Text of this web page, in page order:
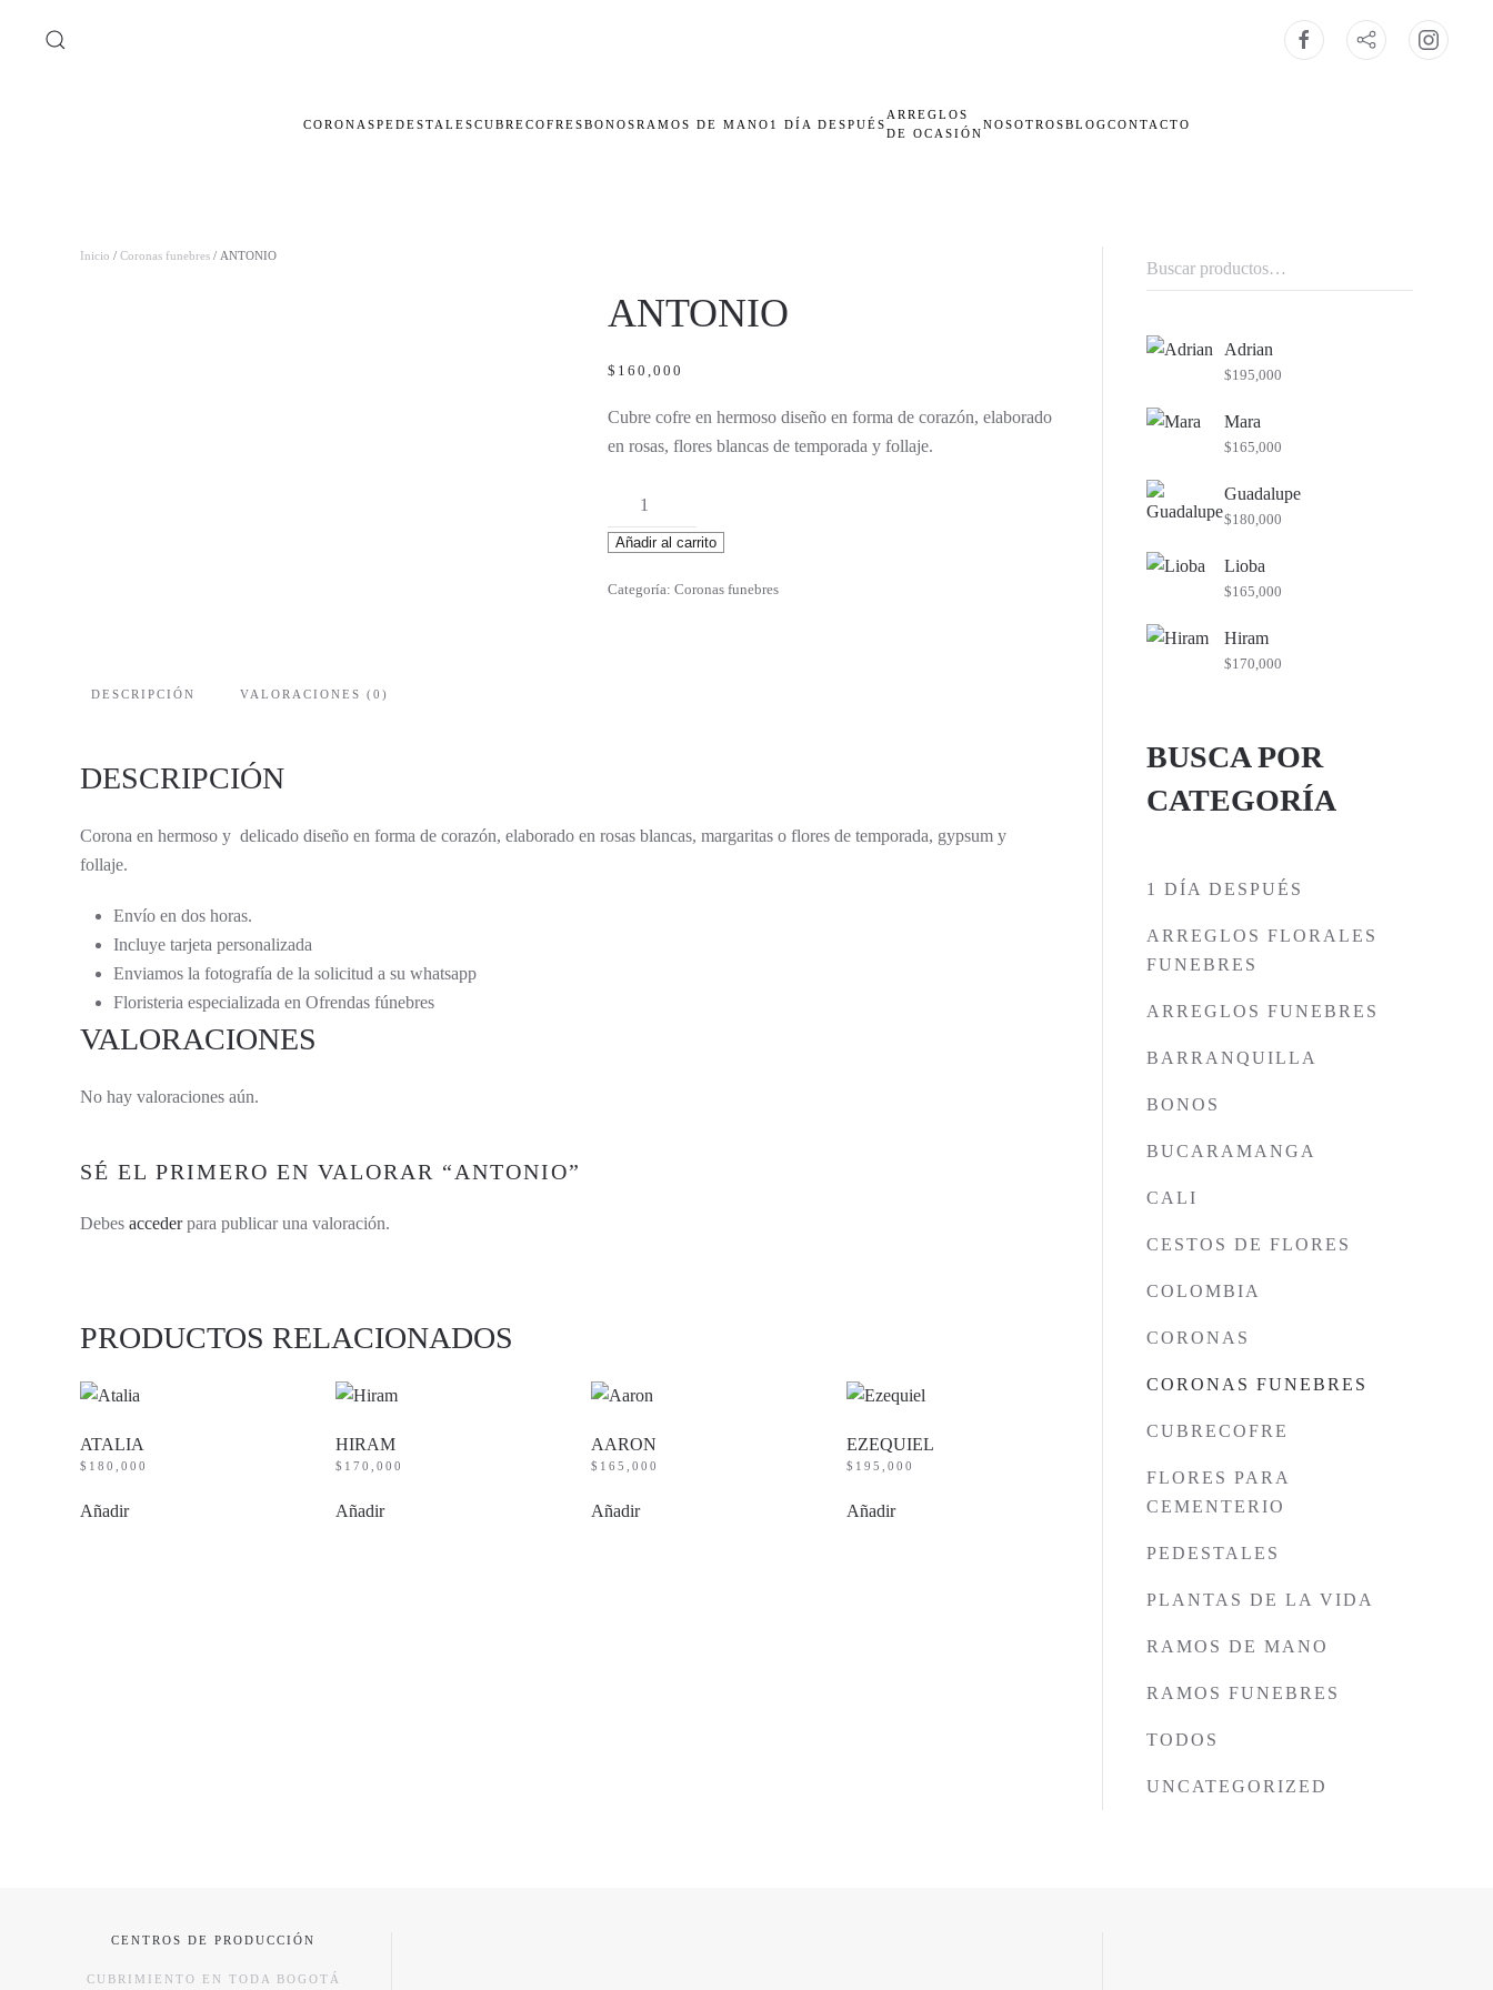
Ir al contenido principal
CORONASPEDESTALESCUBRECOFRESBONOSRAMOS DE MANO 1 DÍA DESPUÉS
ARREGLOS
DE OCASIÓN
NOSOTROSBLOGCONTACTO
Inicio / Coronas funebres / ANTONIO
ANTONIO
$ 160,000
Cubre cofre en hermoso diseño en forma de corazón, elaborado
en rosas, flores blancas de temporada y follaje.
ANTONIO
cantidad
Añadir al carrito
Categoría: Coronas funebres
DESCRIPCIÓN VALORACIONES (0)
DESCRIPCIÓN
Corona en hermoso y delicado diseño en forma de corazón, elaborado en rosas blancas, margaritas o flores de temporada, gypsum y
follaje.
Envío en dos horas.
Incluye tarjeta personalizada
Enviamos la fotografía de la solicitud a su whatsapp
Floristeria especializada en Ofrendas fúnebres
VALORACIONES
No hay valoraciones aún.
SÉ EL PRIMERO EN VALORAR “ANTONIO”
Debes accederpara publicar una valoración.
PRODUCTOS RELACIONADOS
ATALIA
$ 180,000
Añadir
HIRAM
$ 170,000
Añadir
AARON
$ 165,000
Añadir
EZEQUIEL
$ 195,000
Añadir
Buscar
por:
Adrian
$195,000
Mara
$165,000
Guadalupe
$180,000
Lioba
$165,000
Hiram
$170,000
BUSCA POR
CATEGORÍA
1 DÍA DESPUÉS
ARREGLOS FLORALES
FUNEBRES
ARREGLOS FUNEBRES
BARRANQUILLA
BONOS
BUCARAMANGA
CALI
CESTOS DE FLORES
COLOMBIA
CORONAS
CORONAS FUNEBRES
CUBRECOFRE
FLORES PARA
CEMENTERIO
PEDESTALES
PLANTAS DE LA VIDA
RAMOS DE MANO
RAMOS FUNEBRES
TODOS
UNCATEGORIZED
CENTROS DE PRODUCCIÓN
CUBRIMIENTO EN TODA BOGOTÁ